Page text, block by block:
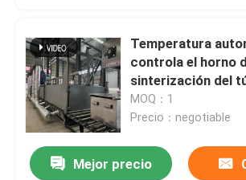
Temperatura
controla el horno
sinterización del
natural de los
refractarios
MOQ：1
Precio：negotiable
Mejor precio